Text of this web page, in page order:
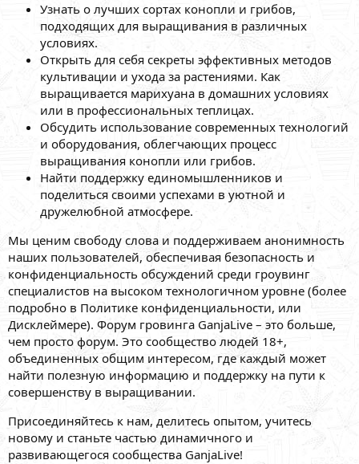
Узнать о лучших сортах конопли и грибов,
подходящих для выращивания в различных
условиях.
Открыть для себя секреты эффективных методов
культивации и ухода за растениями. Как
выращивается марихуана в домашних условиях
или в профессиональных теплицах.
Обсудить использование современных технологий
и оборудования, облегчающих процесс
выращивания конопли или грибов.
Найти поддержку единомышленников и
поделиться своими успехами в уютной и
дружелюбной атмосфере.
Мы ценим свободу слова и поддерживаем анонимность
наших пользователей, обеспечивая безопасность и
конфиденциальность обсуждений среди гроувинг
специалистов на высоком технологичном уровне (более
подробно в Политике конфиденциальности, или
Дисклеймере). Форум гровинга GanjaLive – это больше,
чем просто форум. Это сообщество людей 18+,
объединенных общим интересом, где каждый может
найти полезную информацию и поддержку на пути к
совершенству в выращивании.
Присоединяйтесь к нам, делитесь опытом, учитесь
новому и станьте частью динамичного и
развивающегося сообщества GanjaLive!